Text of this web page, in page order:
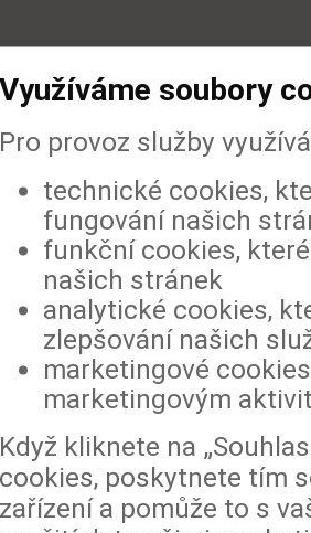
Využíváme soubory
Pro provoz služby
technické cookies,
fungování našich
funkční cookies,
našich stránek
analytické cookies,
zlepšování našich
marketingové
marketingovým
Když kliknete na
cookies, poskytnete tím
zařízení a pomůže to s